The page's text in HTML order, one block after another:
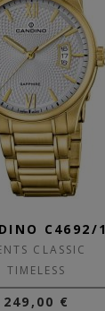
C4692/1
CLASSIC
TIMELESS
249,00 €